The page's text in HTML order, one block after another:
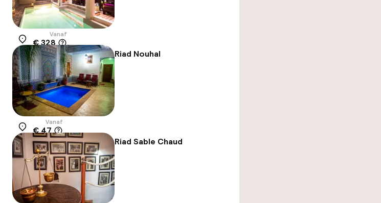
Locatie
Vanaf
€ 328
Riad Nouhal
Locatie
Vanaf
€ 47
Riad Sable Chaud